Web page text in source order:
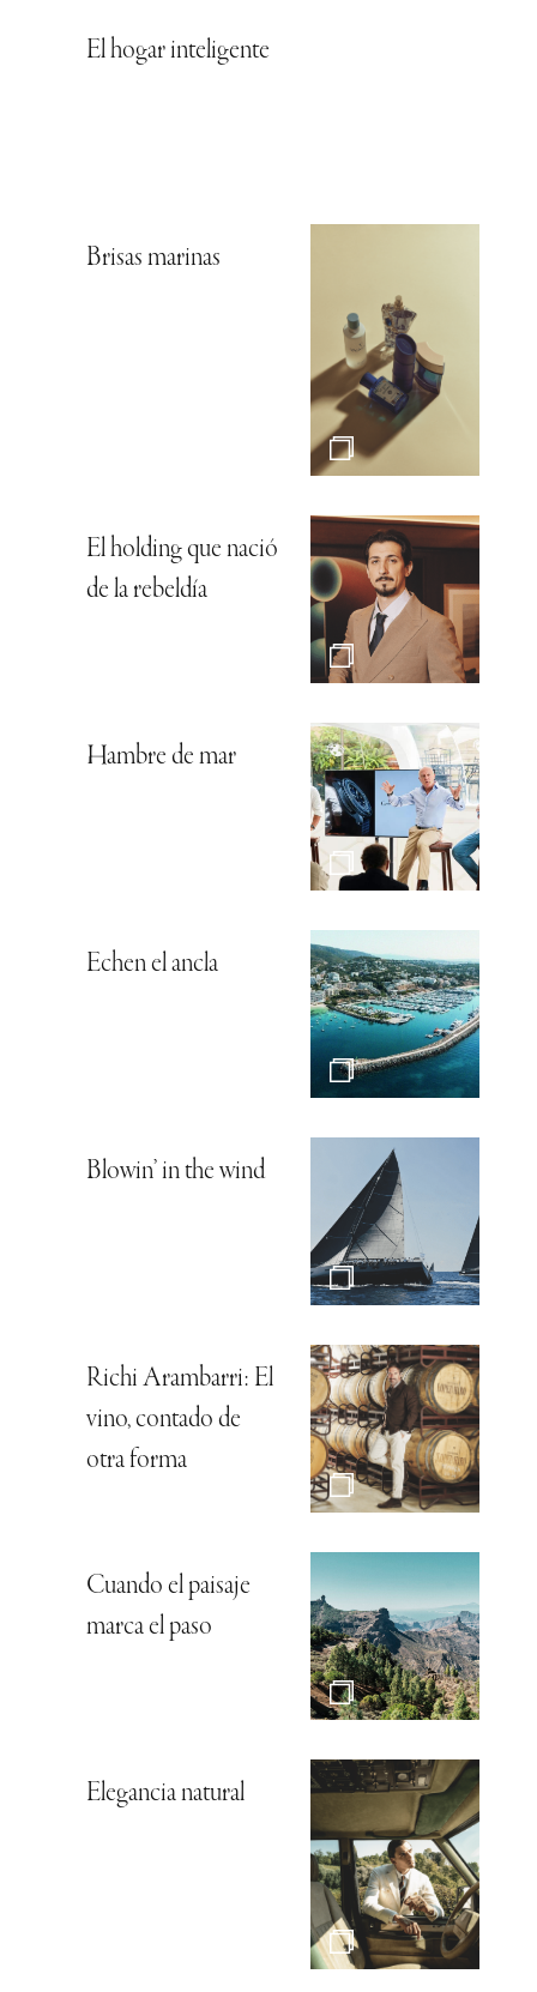
El hogar inteligente
Brisas marinas
El holding que nació
de la rebeldía
Hambre de mar
Echen el ancla
Blowin’ in the wind
Richi Arambarri: El
vino, contado de
otra forma
Cuando el paisaje
marca el paso
Elegancia natural